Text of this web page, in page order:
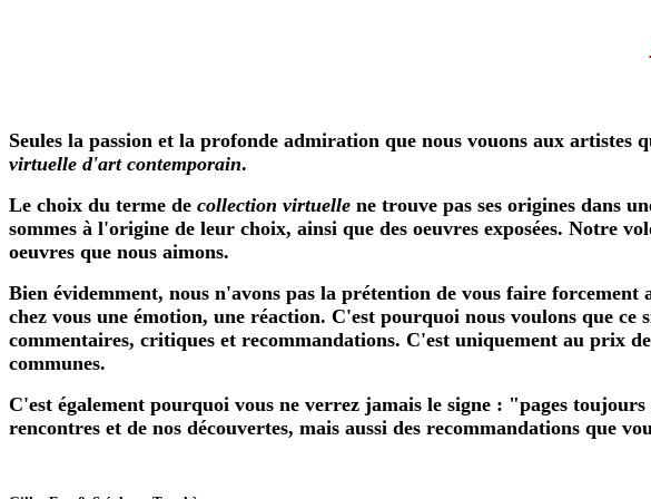
Seules la passion et la profonde admiration que nous vouons aux artistes
virtuelle d'art contemporain.
Le choix du terme de collection virtuelle ne trouve pas ses origines dans
sommes à l'origine de leur choix, ainsi que des oeuvres exposées. Notre
oeuvres que nous aimons.
Bien évidemment, nous n'avons pas la prétention de vous faire
chez vous une émotion, une réaction. C'est pourquoi nous voulons que
commentaires, critiques et recommandations. C'est uniquement au prix
communes.
C'est également pourquoi vous ne verrez jamais le signe : "pages
rencontres et de nos découvertes, mais aussi des recommandations que